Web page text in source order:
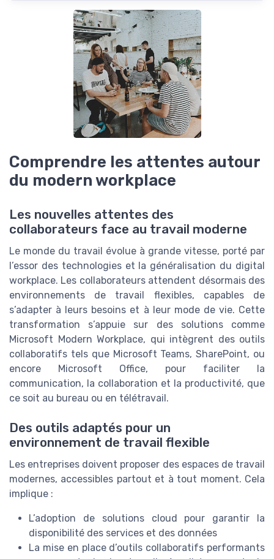
Comprendre les attentes autour
du modern workplace
Les nouvelles attentes des
collaborateurs face au travail moderne
Le monde du travail évolue à grande vitesse, porté par
l’essor des technologies et la généralisation du digital
workplace. Les collaborateurs attendent désormais des
environnements de travail flexibles, capables de
s’adapter à leurs besoins et à leur mode de vie. Cette
transformation s’appuie sur des solutions comme
Microsoft Modern Workplace, qui intègrent des outils
collaboratifs tels que Microsoft Teams, SharePoint, ou
encore Microsoft Office, pour faciliter la
communication, la collaboration et la productivité, que
ce soit au bureau ou en télétravail.
Des outils adaptés pour un
environnement de travail flexible
Les entreprises doivent proposer des espaces de travail
modernes, accessibles partout et à tout moment. Cela
implique :
L’adoption de solutions cloud pour garantir la
disponibilité des services et des données
La mise en place d’outils collaboratifs performants